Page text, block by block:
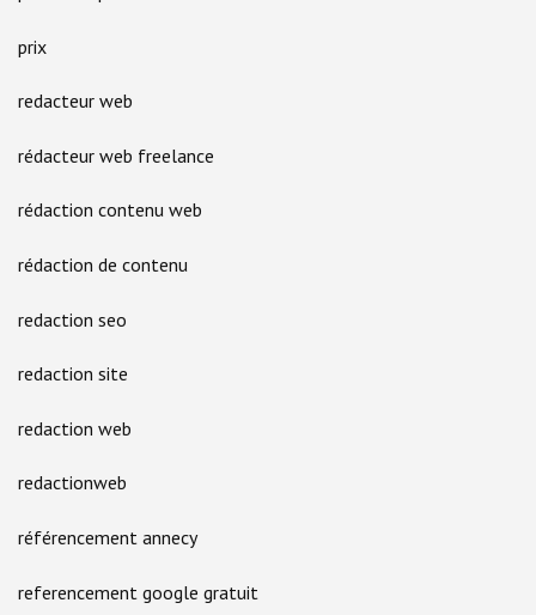
prix
redacteur web
rédacteur web freelance
rédaction contenu web
rédaction de contenu
redaction seo
redaction site
redaction web
redactionweb
référencement annecy
referencement google gratuit